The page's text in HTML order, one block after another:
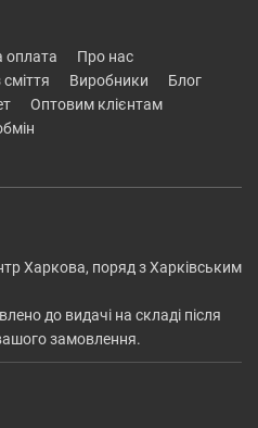
оплата
про нас
сміття виробники
блог
оптовим клієнтам
Харкова, поряд з Харківським
до видачі на складі після
замовлення.